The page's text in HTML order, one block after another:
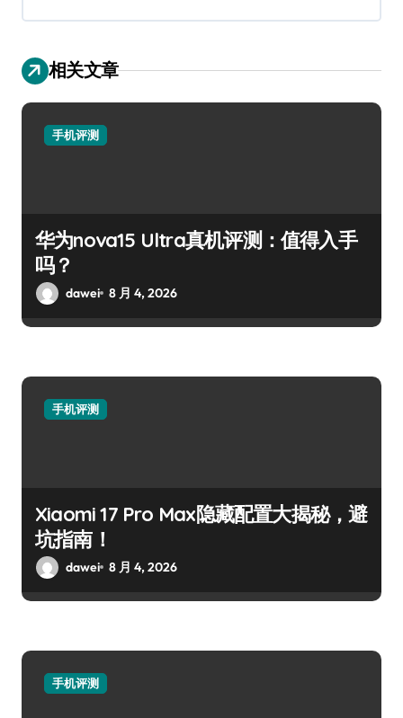
相关文章
手机评测
华为nova15 Ultra真机评测：值得入手
吗？
dawei 8 月 4, 2026
手机评测
Xiaomi 17 Pro Max隐藏配置大揭秘，避
坑指南！
dawei 8 月 4, 2026
手机评测